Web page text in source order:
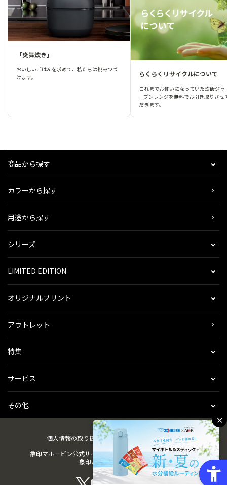
「炎舞炊き」
おいしいごはんを求めて、私たちは挑みつづ
けます。
らくらくリサイクルについて
これまでお使いになっていた炊飯ジャ
ーブンレンジを無料でお引き取りさせ
だきます。
商品から探す
カラーから探す
用途から探す
シリーズ
LIMITED EDITION
オリジナルプリント
アウトレット
特集
サービス
その他
個人情報の取り扱い会社概要ご利用規約会員規約
象印マホービン公式サイト
ZOJIRUSHIオーナーサービス
象印パーツダイレクト
✕